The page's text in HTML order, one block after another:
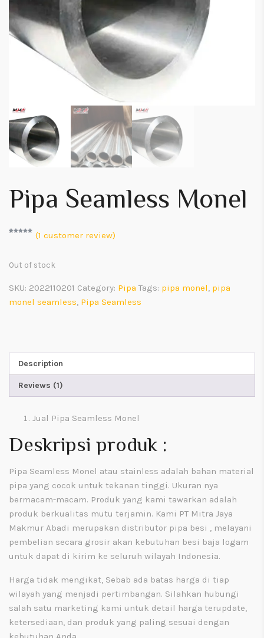
Pipa Seamless Monel
(1 customer review)
Out of stock
SKU: 2022110201 Category: Pipa Tags: pipa monel, pipa
monel seamless, Pipa Seamless
Description
Reviews (1)
Jual Pipa Seamless Monel
Deskripsi produk :
Pipa Seamless Monel atau stainless adalah bahan material
pipa yang cocok untuk tekanan tinggi. Ukuran nya
bermacam-macam. Produk yang kami tawarkan adalah
produk berkualitas mutu terjamin. Kami PT Mitra Jaya
Makmur Abadi merupakan distributor pipa besi , melayani
pembelian secara grosir akan kebutuhan besi baja logam
untuk dapat di kirim ke seluruh wilayah Indonesia.
Harga tidak mengikat, Sebab ada batas harga di tiap
wilayah yang menjadi pertimbangan. Silahkan hubungi
salah satu marketing kami untuk detail harga terupdate,
ketersediaan, dan produk yang paling sesuai dengan